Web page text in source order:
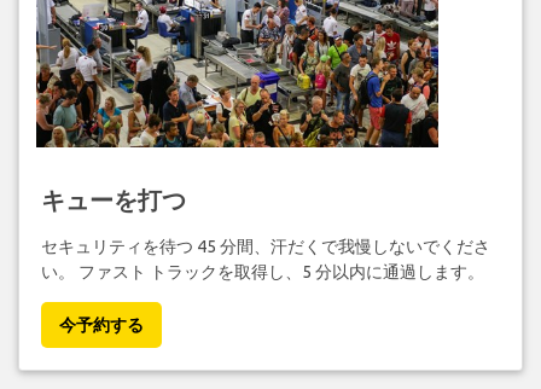
キューを打つ
セキュリティを待つ 45 分間、汗だくで我慢しないでくださ
い。 ファスト トラックを取得し、5 分以内に通過します。
今予約する